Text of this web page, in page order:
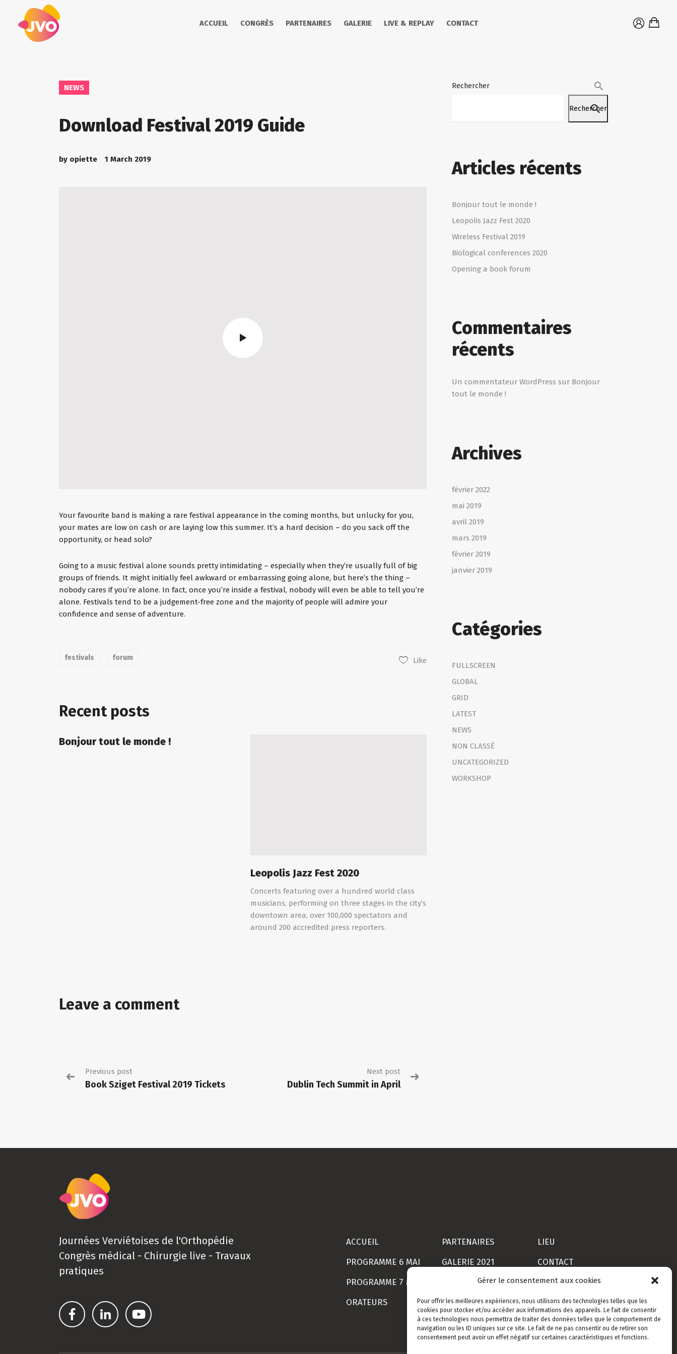
Gérer le consentement aux cookies
Pour offrir les meilleures expériences, nous utilisons des technologies telles que les
cookies pour stocker et/ou accéder aux informations des appareils. Le fait de consentir
à ces technologies nous permettra de traiter des données telles que le comportement de
navigation ou les ID uniques sur ce site. Le fait de ne pas consentir ou de retirer son
consentement peut avoir un effet négatif sur certaines caractéristiques et fonctions.
ACCUEIL CONGRÈS PARTENAIRES GALERIE LIVE & REPLAY CONTACT
NEWS
Download Festival 2019 Guide
by opiette 1 March 2019
Your favourite band is making a rare festival appearance in the coming months, but unlucky for you,
your mates are low on cash or are laying low this summer. It’s a hard decision – do you sack off the
opportunity, or head solo?
Going to a music festival alone sounds pretty intimidating – especially when they’re usually full of big
groups of friends. It might initially feel awkward or embarrassing going alone, but here’s the thing –
nobody cares if you’re alone. In fact, once you’re inside a festival, nobody will even be able to tell you’re
alone. Festivals tend to be a judgement-free zone and the majority of people will admire your
confidence and sense of adventure.
festivals forum Like
Recent posts
Bonjour tout le monde !
Leopolis Jazz Fest 2020
Concerts featuring over a hundred world class
musicians, performing on three stages in the city’s
downtown area, over 100,000 spectators and
around 200 accredited press reporters.
Leave a comment
Previous post
Book Sziget Festival 2019 Tickets
Next post
Dublin Tech Summit in April
Rechercher
Rechercher
Articles récents
Bonjour tout le monde !
Leopolis Jazz Fest 2020
Wireless Festival 2019
Biological conferences 2020
Opening a book forum
Commentaires
récents
Un commentateur WordPress sur Bonjour
tout le monde !
Archives
février 2022
mai 2019
avril 2019
mars 2019
février 2019
janvier 2019
Catégories
FULLSCREEN
GLOBAL
GRID
LATEST
NEWS
NON CLASSÉ
UNCATEGORIZED
WORKSHOP
Journées Verviétoises de l'Orthopédie
Congrès médical - Chirurgie live - Travaux
pratiques
ACCUEIL
PROGRAMME 6 MAI
PROGRAMME 7 MAI
ORATEURS
PARTENAIRES
GALERIE 2021
LIVE & REPLAY
MON COMPTE
LIEU
CONTACT
INSCRIPTION
CGV